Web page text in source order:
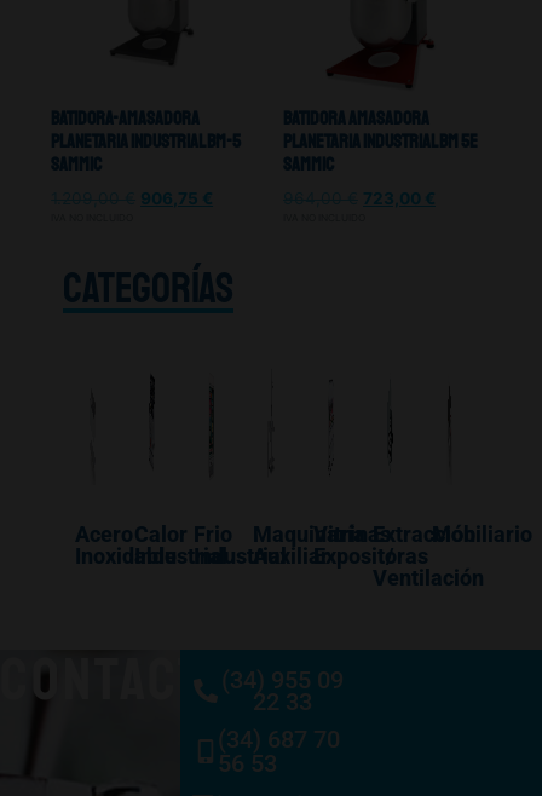
Batidora-Amasadora
Planetaria Industrial BM-5
Sammic
906,75 €
Batidora Amasadora
Planetaria Industrial Bm 5E
Sammic
723,00 €
CATEGORÍAS
Acero
Inoxidable
Calor
Industrial
Frio
Industrial
Maquinaría
Auxiliar
Vitrinas
Expositoras
Extracción
/
Ventilación
Mobiliario
CONTACTO(34) 955 09
22 33
(34) 687 70
56 53